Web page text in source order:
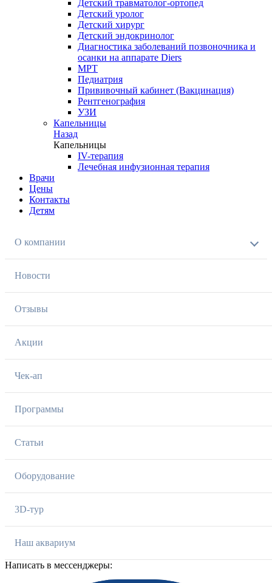
Детский травматолог-ортопед
Детский уролог
Детский хирург
Детский эндокринолог
Диагностика заболеваний позвоночника и
осанки на аппарате Diers
МРТ
Педиатрия
Прививочный кабинет (Вакцинация)
Рентгенография
УЗИ
Капельницы
Назад
Капельницы
IV-терапия
Лечебная инфузионная терапия
Врачи
Цены
Контакты
Детям
О компании
Новости
Отзывы
Акции
Чек-ап
Программы
Статьи
Оборудование
3D-тур
Наш аквариум
Написать в мессенджеры: